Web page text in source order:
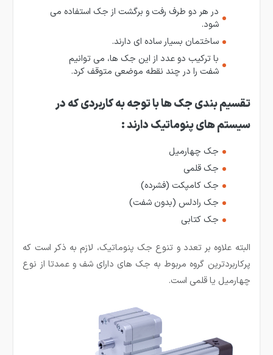
در هر دو طرف رفت و برگشت از جک استفاده می
شود.
ساختمان بسیار ساده ای دارند.
با ترکیب دو عدد از این جک ها، می توانیم
شفت را در چند نقطه موضعی متوقف کرد.
تقسیم بندی جک ها با توجه به کاربردی که در
سیستم های پنوماتیک دارند :
جک چهارمیل
جک قلمی
جک کامپکت (فشرده)
جک رادلس (بدون شفت)
جک کتابی
البته علاوه بر تعدد و تنوع جک پنوماتیک، لازم به ذکر است که
پرکاربردترین گروه مربوط به جک های دارای شف و عمدتا از نوع
چهارمیل یا قلمی است.